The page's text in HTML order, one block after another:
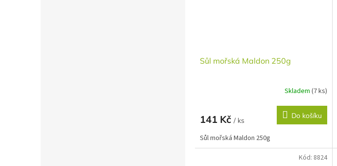
Sůl mořská Maldon 250g
Skladem (7 ks)
141 Kč / ks
Do košíku
Sůl mořská Maldon 250g
Kód: 8824